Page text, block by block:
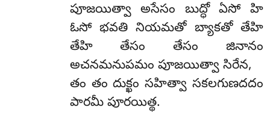
పూజయిత్వా అసేసం బుద్ధో ఏసో హి
ఓసో భవతి నియమతో బ్యాకతో తేహి
తేహి తేసం తేసం జినానం
అచనమనుపమం పూజయిత్వా సిరేన,
తం తం దుక్ఖం సహిత్వా సకలగుణదదం
పారమీ పూరయిత్థ.